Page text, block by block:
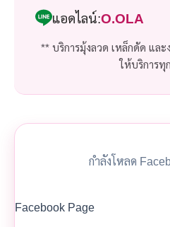
แอดไลน์:O.OLA
** บริการมุ้งลวด เหล็กดัด แล
ให้บริการทุ
กำลังโหลด